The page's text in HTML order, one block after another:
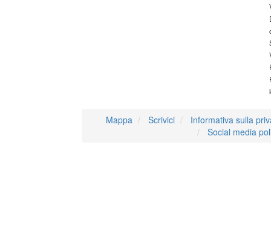
Mappa Scrivici
Informativa sulla
Social media